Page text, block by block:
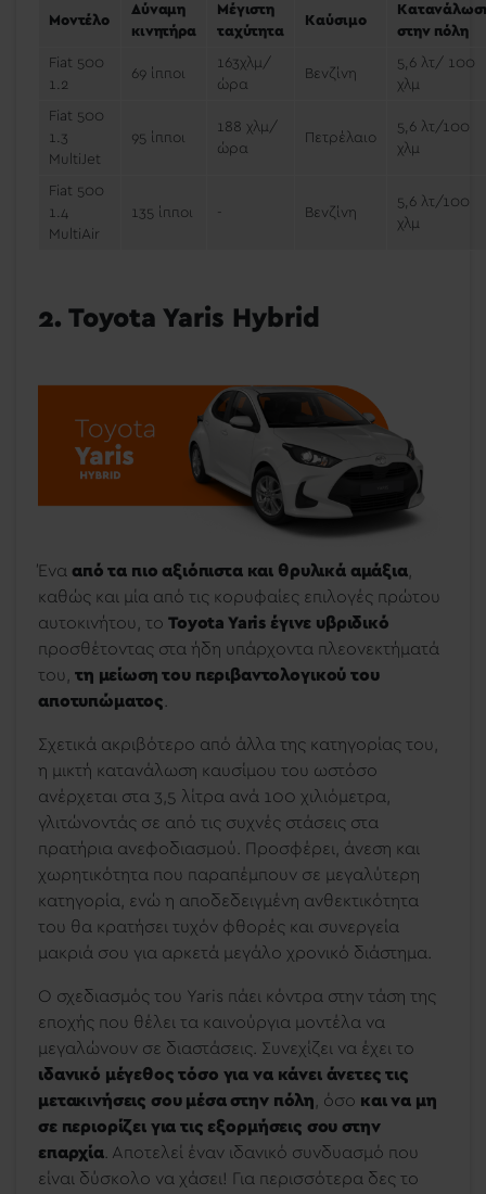
Μοντέλο
Δύναμη
κινητήρα
Μέγιστη
ταχύτητα
Καύσιμο
στην πόλη
Fiat 500
1.2
69 ίπποι
163χλμ/
ώρα
Βενζίνη
5,6 λτ/ 100
χλμ
Fiat 500
1.3
MultiJet
95 ίπποι
188 χλμ/
ώρα
Πετρέλαιο
5,6 λτ/100
χλμ
Fiat 500
1.4
MultiAir
135 ίπποι - Βενζίνη
5,6 λτ/100
χλμ
2. Toyota Yaris Hybrid
Ένα από τα πιο αξιόπιστα και θρυλικά αμάξια,
καθώς και μία από τις κορυφαίες επιλογές πρώτου
αυτοκινήτου, το Toyota Yaris έγινε υβριδικό
προσθέτοντας στα ήδη υπάρχοντα πλεονεκτήματά
του, τη μείωση του περιβαντολογικού του
αποτυπώματος.
Σχετικά ακριβότερο από άλλα της κατηγορίας του,
η μικτή κατανάλωση καυσίμου του ωστόσο
ανέρχεται στα 3,5 λίτρα ανά 100 χιλιόμετρα,
γλιτώνοντάς σε από τις συχνές στάσεις στα
πρατήρια ανεφοδιασμού. Προσφέρει, άνεση και
χωρητικότητα που παραπέμπουν σε μεγαλύτερη
κατηγορία, ενώ η αποδεδειγμένη ανθεκτικότητα
του θα κρατήσει τυχόν φθορές και συνεργεία
μακριά σου για αρκετά μεγάλο χρονικό διάστημα.
Ο σχεδιασμός του Yaris πάει κόντρα στην τάση της
εποχής που θέλει τα καινούργια μοντέλα να
μεγαλώνουν σε διαστάσεις. Συνεχίζει να έχει το
ιδανικό μέγεθος τόσο για να κάνει άνετες τις
μετακινήσεις σου μέσα στην πόλη, όσο και να μη
σε περιορίζει για τις εξορμήσεις σου στην
επαρχία. Αποτελεί έναν ιδανικό συνδυασμό που
είναι δύσκολο να χάσει! Για περισσότερα δες το